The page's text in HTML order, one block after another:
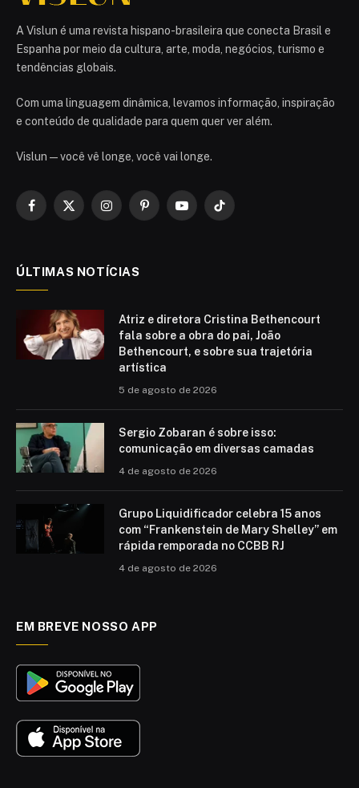
A Vislun é uma revista hispano-brasileira que conecta Brasil e
Espanha por meio da cultura, arte, moda, negócios, turismo e
tendências globais.
Com uma linguagem dinâmica, levamos informação, inspiração
e conteúdo de qualidade para quem quer ver além.
Vislun — você vê longe, você vai longe.
Facebook
X
InstagramPinterestYouTubeTikTok
ÚLTIMAS NOTÍCIAS
Atriz e diretora Cristina Bethencourt
fala sobre a obra do pai, João
Bethencourt, e sobre sua trajetória
artística
5 de agosto de 2026
Sergio Zobaran é sobre isso:
comunicação em diversas camadas
4 de agosto de 2026
Grupo Liquidificador celebra 15 anos
com “Frankenstein de Mary Shelley” em
rápida remporada no CCBB RJ
4 de agosto de 2026
EM BREVE NOSSO APP